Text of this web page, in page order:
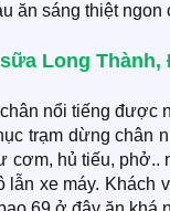
ăn sáng thiệt
Long Thành,
nổi tiếng được
trạm dừng chân
cơm, hủ tiếu, phở..
lẫn xe máy. Khách